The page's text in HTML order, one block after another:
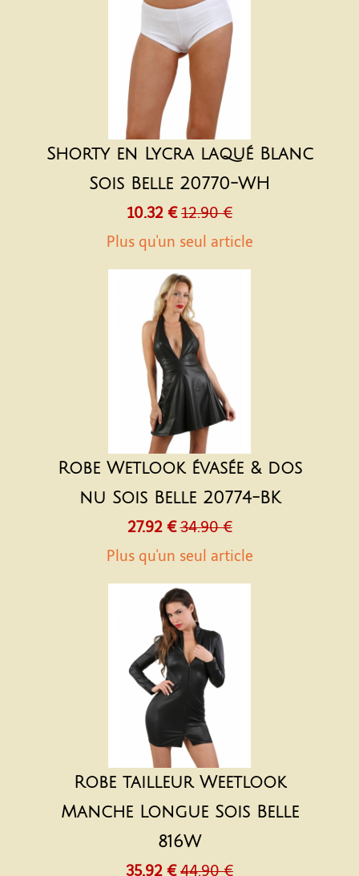
Shorty en Lycra laqué Blanc
Sois Belle 20770-WH
10.32 € 12.90 €
Plus qu'un seul article
Robe Wetlook évasée & dos
nu Sois Belle 20774-BK
27.92 € 34.90 €
Plus qu'un seul article
Robe tailleur Weetlook
Manche Longue Sois Belle
816W
35.92 € 44.90 €